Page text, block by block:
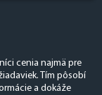
cenia najmä pre
Tím pôsobí
a dokáže